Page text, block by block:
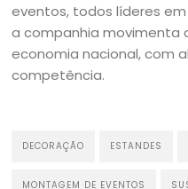
eventos, todos líderes
a companhia movimenta
economia nacional, com
competência.
DECORAÇÃO ESTANDES
MONTAGEM DE EVENTOS